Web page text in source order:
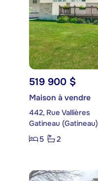
519 900 $
Maison à vendre
442, Rue Vallières
Gatineau (Gatineau)
5
2